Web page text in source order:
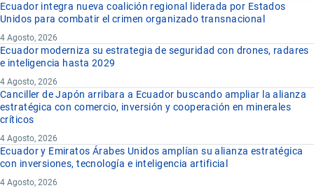
Ecuador integra nueva coalición regional liderada por Estados
Unidos para combatir el crimen organizado transnacional
4 Agosto, 2026
Ecuador moderniza su estrategia de seguridad con drones, radares
e inteligencia hasta 2029
4 Agosto, 2026
Canciller de Japón arribara a Ecuador buscando ampliar la alianza
estratégica con comercio, inversión y cooperación en minerales
críticos
4 Agosto, 2026
Ecuador y Emiratos Árabes Unidos amplían su alianza estratégica
con inversiones, tecnología e inteligencia artificial
4 Agosto, 2026